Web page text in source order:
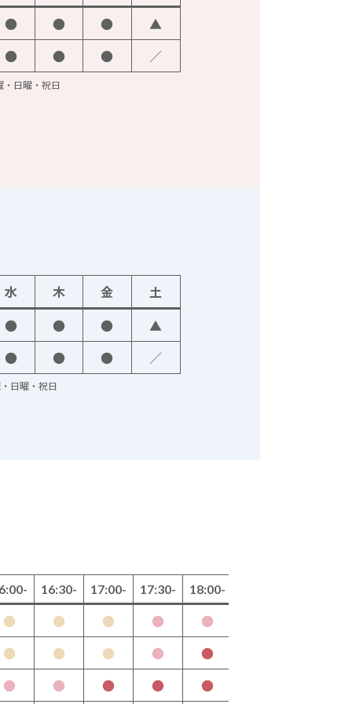
● ● ● ▲
● ● ● ／
日曜・祝日
水 木 金 土
● ● ● ▲
● ● ● ／
日曜・祝日
16:30- 17:00- 17:30- 18:00-
● ● ● ● ●
● ● ● ● ●
● ● ● ● ●